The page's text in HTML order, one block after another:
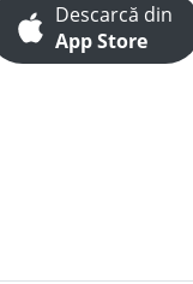
Descarcă din
App Store